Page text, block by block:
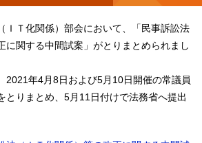
ＩＴ化関係）部会において、「民事訴訟法
に関する中間試案」がとりまとめられまし
2021年4月8日および5月10日開催の常議員
とりまとめ、5月11日付けで法務省へ提出